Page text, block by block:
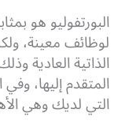
البورتفوليو هو
لوظائف معينة،
الذاتية العادية
المتقدم إليها،
التي لديك وهي